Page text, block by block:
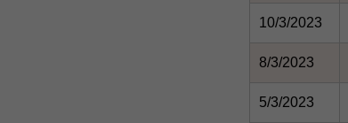
10/3/2023
8/3/2023
5/3/2023